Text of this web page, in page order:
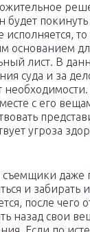
будет
основанием
лист. В
суда и за
с его
угроза
съемщики даже
и
после чего
назад свои